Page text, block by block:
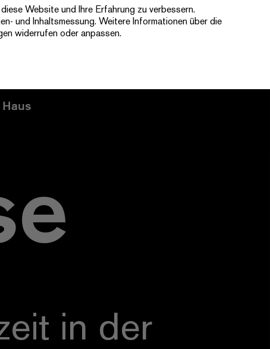
Ticketshop NewsletterKontakt
Haus
in der
Website und Ihre Erfahrung zu verbessern.
und Inhaltsmessung. Weitere Informationen über die
widerrufen oder anpassen.